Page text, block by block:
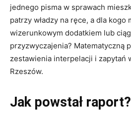
jednego pisma w sprawach
patrzy władzy na ręce, a dla kogo
wizerunkowym dodatkiem lub
przyzwyczajenia? Matematyczną
zestawienia interpelacji i zapytań
Rzeszów.
Jak powstał raport?